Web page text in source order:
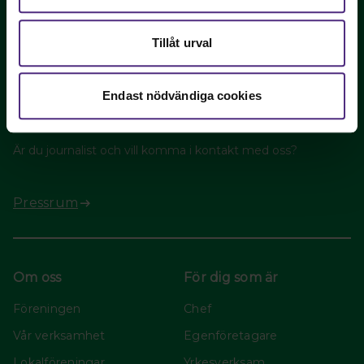
Tillåt urval
Endast nödvändiga cookies
Fler kontaktuppgifter
Press
Är du journalist och vill komma i kontakt med oss?
Pressrum
Om oss
Föreningen
Vår verksamhet
För dig som är
Chef
Egenföretagare